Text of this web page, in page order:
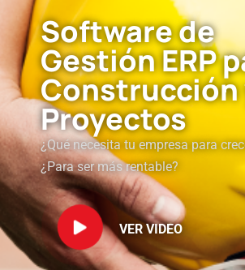
Software de
Gestión ERP
Construcción
Proyectos
¿Qué necesita tu empresa para
¿Para ser más rentable?
VER VIDEO